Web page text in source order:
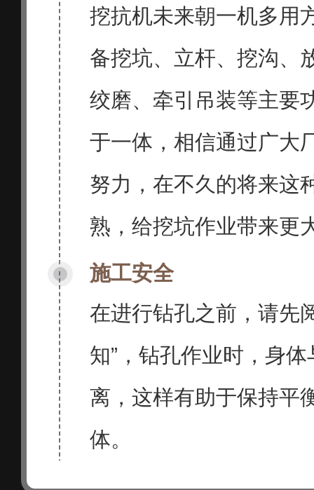
挖抗机未来朝一机多用
备挖坑、立杆、挖沟、
绞磨、牵引吊装等主要
于一体，相信通过广大
努力，在不久的将来这
熟，给挖坑作业带来更
施工安全
在进行钻孔之前，请先
知”，钻孔作业时，身
离，这样有助于保持平
体。